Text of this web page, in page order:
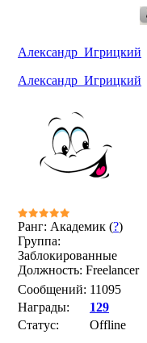
Александр_Игрицкий
Александр_Игрицкий
Ранг: Академик (?)
Группа:
Заблокированные
Должность: Freelancer
Сообщений: 11095
Награды:
129
Статус:
Offline